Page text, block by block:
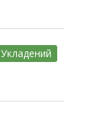
Укладений